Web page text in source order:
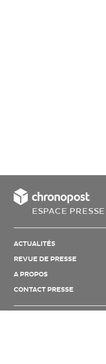
ESPACE PRESSE
ACTUALITÉS
REVUE DE PRESSE
A PROPOS
CONTACT PRESSE